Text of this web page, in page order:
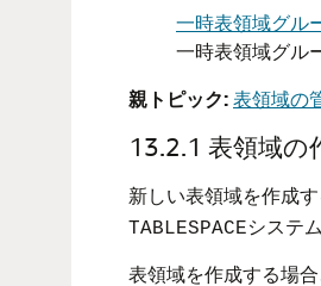
一時表領域グル
一時表領域グル
親トピック:表領域の
13.2.1 表領域の
新しい表領域を作成
TABLESPACEシステ
表領域を作成する場